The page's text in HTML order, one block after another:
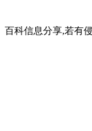
百科信息分享,若有